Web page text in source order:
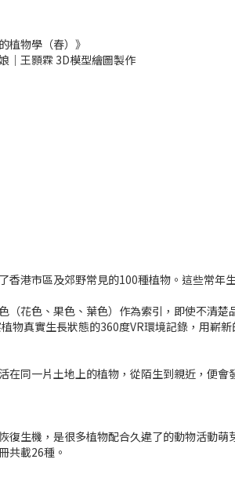
物學（春）》
｜王顥霖 3D模型繪圖製作
香港市區及郊野常見的100種植物。這些常
（花色、果色、葉色）作為索引，即使不清
物真實生長狀態的360度VR環境記錄，用嶄
在同一片土地上的植物，從陌生到親近，便
復生機，是很多植物配合久違了的動物活動
共載26種。